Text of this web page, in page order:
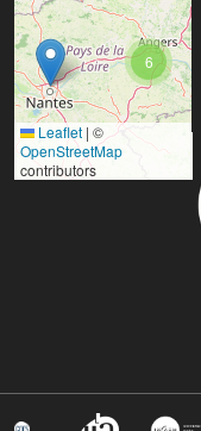
6
Leaflet | ©
OpenStreetMap
contributors